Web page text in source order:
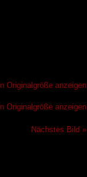
In Originalgröße anzeigen
In Originalgröße anzeigen
Nächstes Bild »